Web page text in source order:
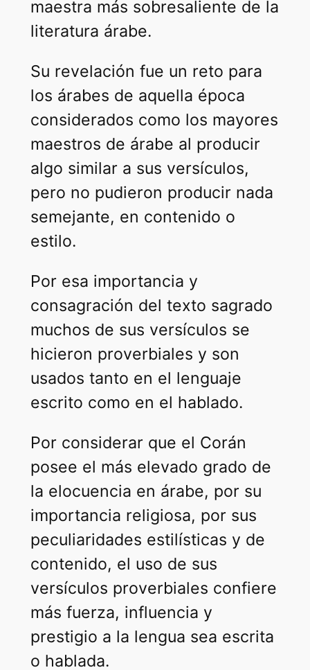
maestra más sobresaliente de la
literatura árabe.
Su revelación fue un reto para
los árabes de aquella época
considerados como los mayores
maestros de árabe al producir
algo similar a sus versículos,
pero no pudieron producir nada
semejante, en contenido o
estilo.
Por esa importancia y
consagración del texto sagrado
muchos de sus versículos se
hicieron proverbiales y son
usados tanto en el lenguaje
escrito como en el hablado.
Por considerar que el Corán
posee el más elevado grado de
la elocuencia en árabe, por su
importancia religiosa, por sus
peculiaridades estilísticas y de
contenido, el uso de sus
versículos proverbiales confiere
más fuerza, influencia y
prestigio a la lengua sea escrita
o hablada.